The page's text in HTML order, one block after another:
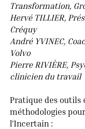
Transformation,
Hervé TILLIER,
Créquy
André YVINEC,
Volvo
Pierre RIVIÈRE,
clinicien du travail
Pratique des outils
méthodologies
l’Incertain :